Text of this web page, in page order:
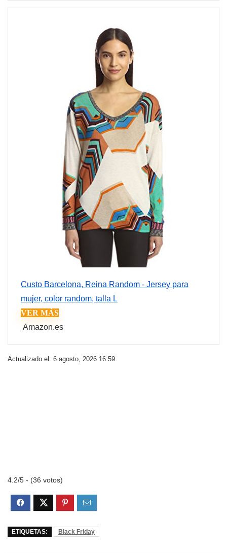
Custo Barcelona, Reina Random - Jersey para
mujer, color random, talla L
VER MÁS
Amazon.es
Actualizado el: 6 agosto, 2026 16:59
4.2/5 - (36 votos)
ETIQUETAS: Black Friday